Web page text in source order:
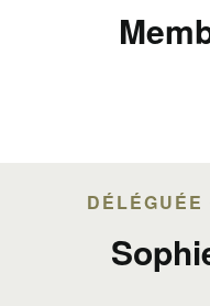
DÉLÉGUÉE